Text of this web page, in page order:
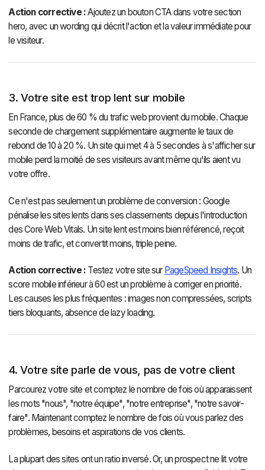
Action corrective :Ajoutez un bouton CTA dans votre section
hero, avec un wording qui décrit l'action et la valeur immédiate pour
le visiteur.
3. Votre site est trop lent sur mobile
En France, plus de 60 % du trafic web provient du mobile. Chaque
seconde de chargement supplémentaire augmente le taux de
rebond de 10 à 20 %. Un site qui met 4 à 5 secondes à s'afficher sur
mobile perd la moitié de ses visiteurs avant même qu'ils aient vu
votre offre.
Ce n'est pas seulement un problème de conversion : Google
pénalise les sites lents dans ses classements depuis l'introduction
des Core Web Vitals. Un site lent est moins bien référencé, reçoit
moins de trafic, et convertit moins, triple peine.
Action corrective : Testez votre site sur PageSpeed Insights. Un
score mobile inférieur à 60 est un problème à corriger en priorité.
Les causes les plus fréquentes : images non compressées, scripts
tiers bloquants, absence de lazy loading.
4. Votre site parle de vous, pas de votre client
Parcourez votre site et comptez le nombre de fois où apparaissent
les mots "nous", "notre équipe", "notre entreprise", "notre savoir-
faire". Maintenant comptez le nombre de fois où vous parlez des
problèmes, besoins et aspirations de vos clients.
La plupart des sites ont un ratio inversé. Or, un prospect ne lit votre